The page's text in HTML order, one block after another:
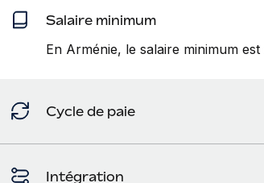
Salaire minimum
En Arménie, le salaire minimum
Cycle de paie
Intégration